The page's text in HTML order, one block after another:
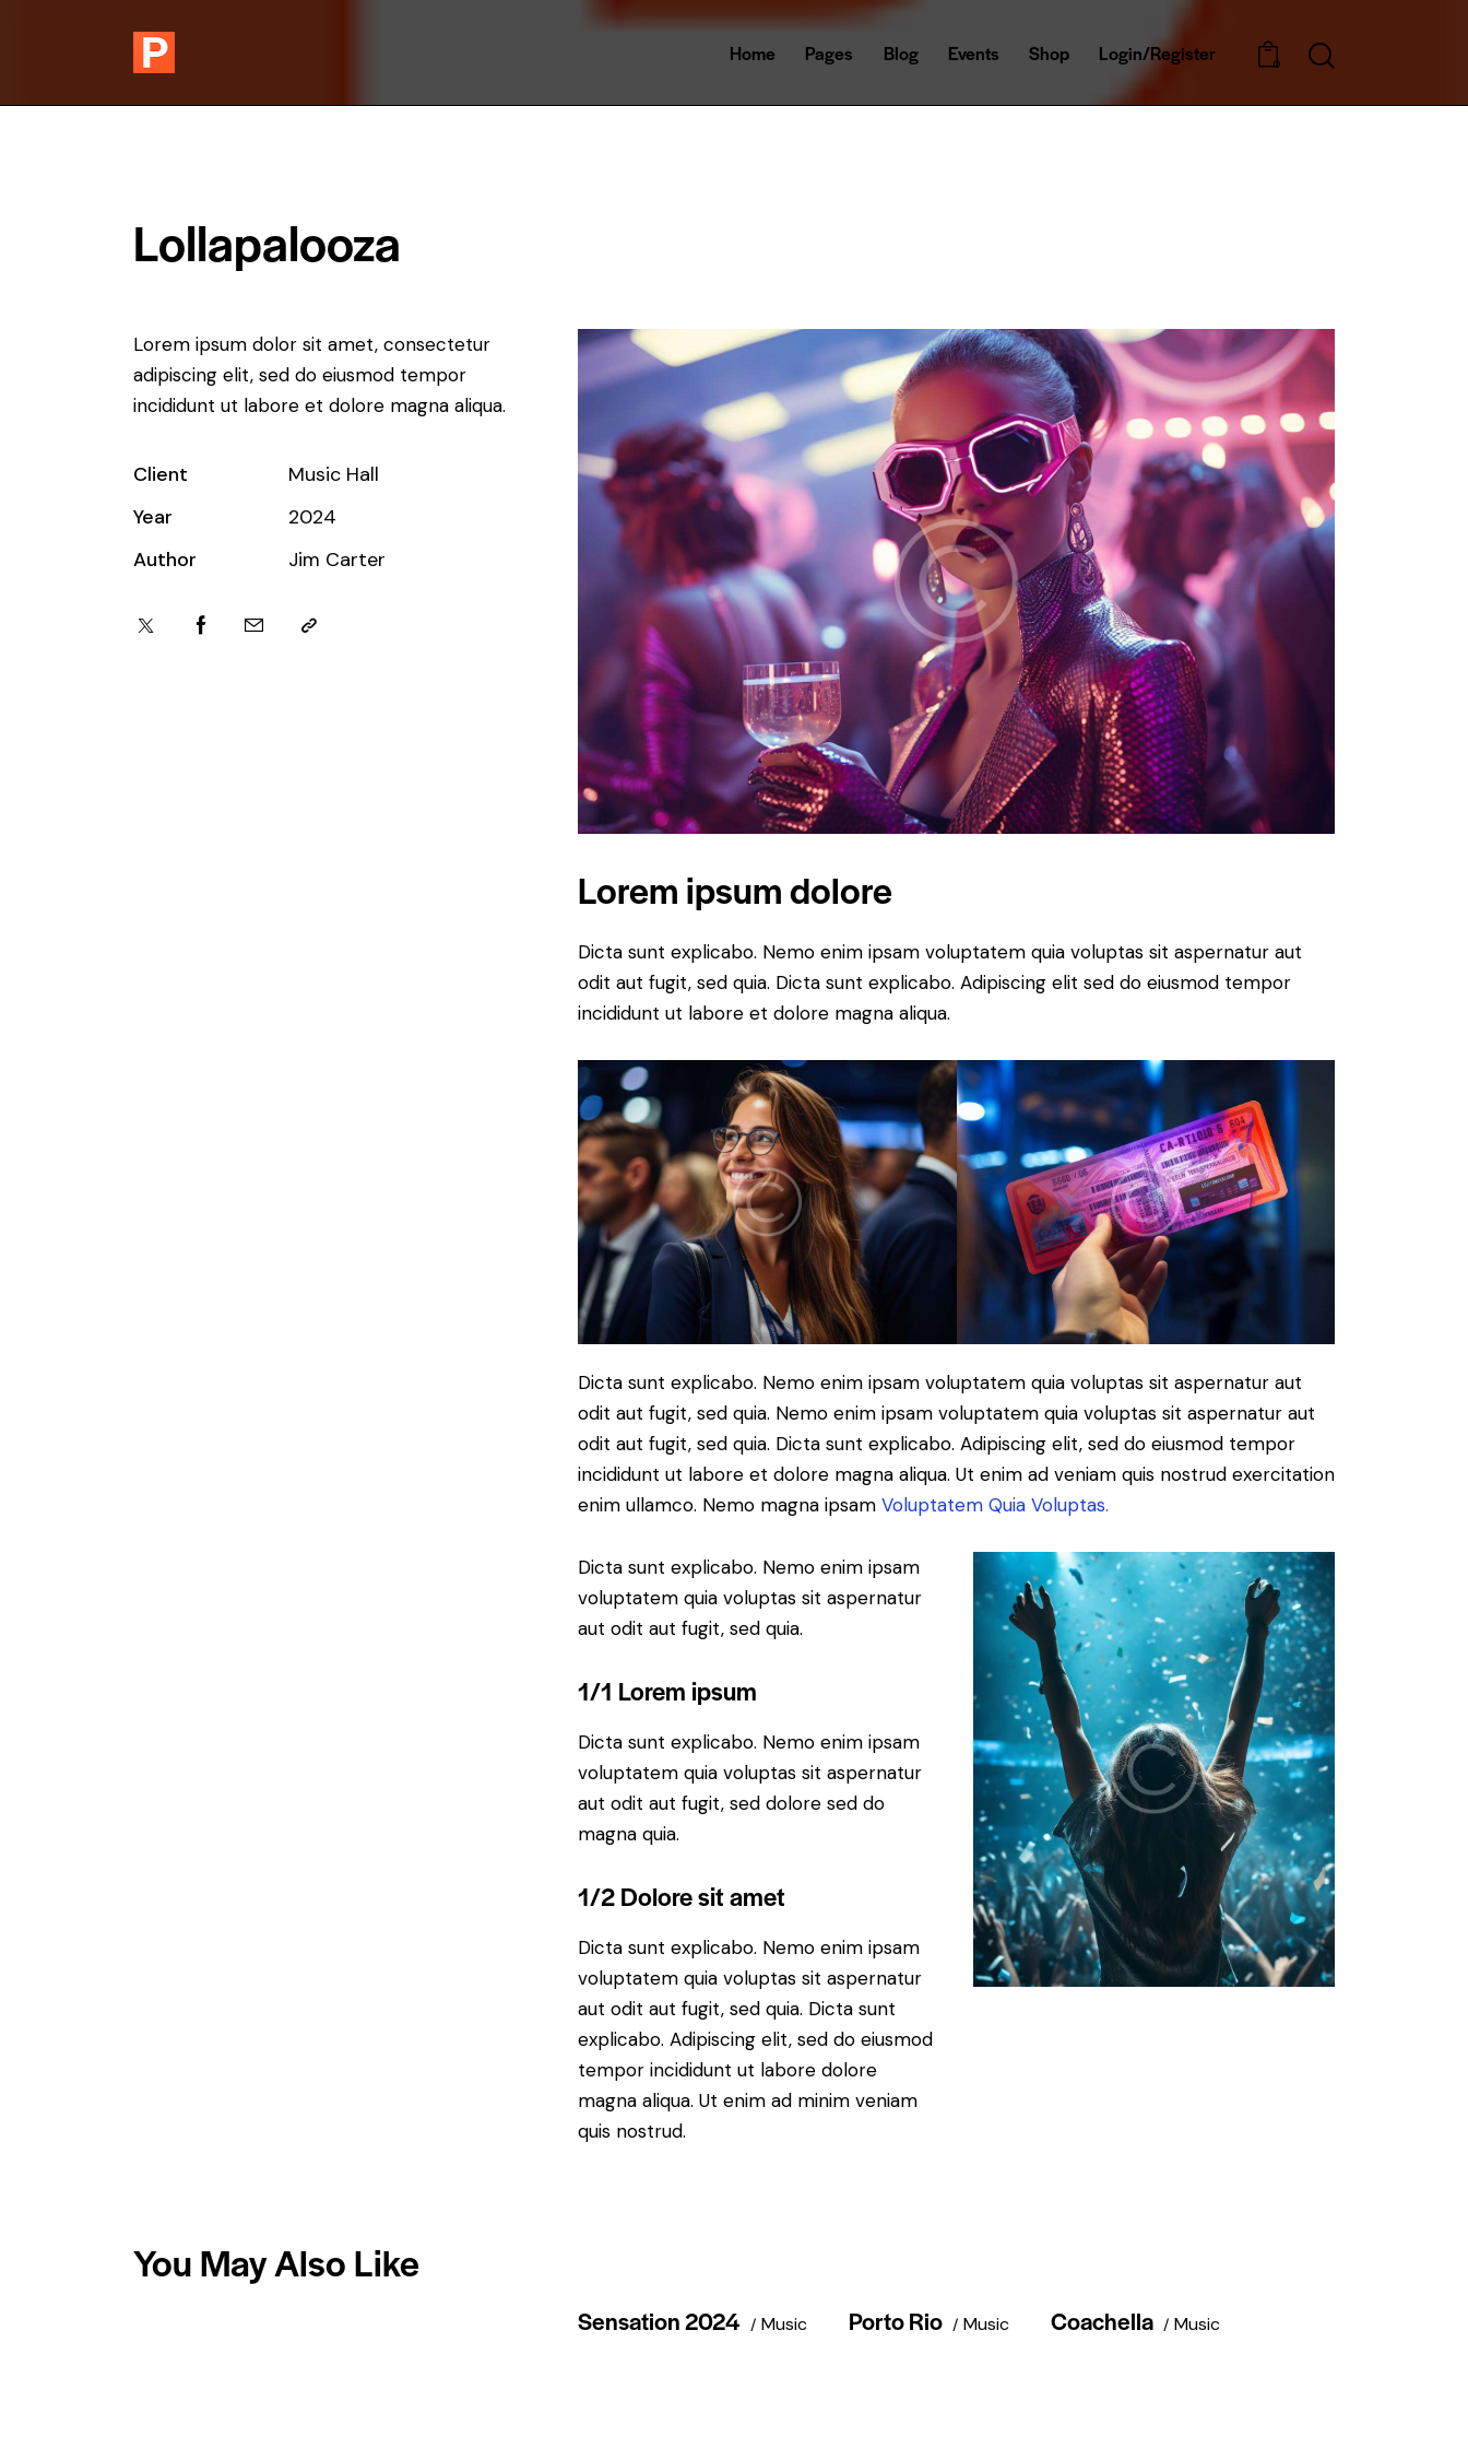
Home Pages Blog Events Shop Login/Register 0
Lollapalooza
Lorem ipsum dolor sit amet, consectetur
adipiscing elit, sed do eiusmod tempor
incididunt ut labore et dolore magna aliqua.
Client
Music Hall
Year
2024
Author
Jim Carter
Lorem ipsum dolore
Dicta sunt explicabo. Nemo enim ipsam voluptatem quia voluptas sit aspernatur aut
odit aut fugit, sed quia. Dicta sunt explicabo. Adipiscing elit sed do eiusmod tempor
incididunt ut labore et dolore magna aliqua.
Dicta sunt explicabo. Nemo enim ipsam voluptatem quia voluptas sit aspernatur aut
odit aut fugit, sed quia. Nemo enim ipsam voluptatem quia voluptas sit aspernatur aut
odit aut fugit, sed quia. Dicta sunt explicabo. Adipiscing elit, sed do eiusmod tempor
incididunt ut labore et dolore magna aliqua. Ut enim ad veniam quis nostrud exercitation
enim ullamco. Nemo magna ipsam Voluptatem Quia Voluptas.
Dicta sunt explicabo. Nemo enim ipsam
voluptatem quia voluptas sit aspernatur
aut odit aut fugit, sed quia.
1/1 Lorem ipsum
Dicta sunt explicabo. Nemo enim ipsam
voluptatem quia voluptas sit aspernatur
aut odit aut fugit, sed dolore sed do
magna quia.
1/2 Dolore sit amet
Dicta sunt explicabo. Nemo enim ipsam
voluptatem quia voluptas sit aspernatur
aut odit aut fugit, sed quia. Dicta sunt
explicabo. Adipiscing elit, sed do eiusmod
tempor incididunt ut labore dolore
magna aliqua. Ut enim ad minim veniam
quis nostrud.
You May Also Like
Music
Sensation 2024 Music
Porto Rio Music
Coachella